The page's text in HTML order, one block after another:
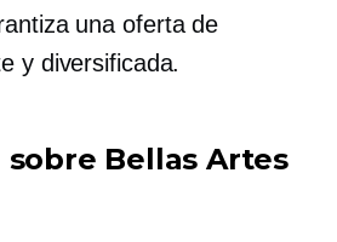
una oferta de
y diversificada.
Bellas Artes